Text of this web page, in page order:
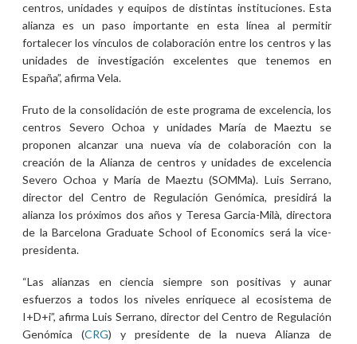
centros, unidades y equipos de distintas instituciones. Esta
alianza es un paso importante en esta línea al permitir
fortalecer los vínculos de colaboración entre los centros y las
unidades de investigación excelentes que tenemos en
España”, afirma Vela.
Fruto de la consolidación de este programa de excelencia, los
centros Severo Ochoa y unidades María de Maeztu se
proponen alcanzar una nueva vía de colaboración con la
creación de la Alianza de centros y unidades de excelencia
Severo Ochoa y María de Maeztu (SOMMa). Luis Serrano,
director del Centro de Regulación Genómica, presidirá la
alianza los próximos dos años y Teresa Garcia-Milà, directora
de la Barcelona Graduate School of Economics será la vice-
presidenta.
“Las alianzas en ciencia siempre son positivas y aunar
esfuerzos a todos los niveles enriquece al ecosistema de
I+D+i”, afirma Luis Serrano, director del Centro de Regulación
Genómica (CRG) y presidente de la nueva Alianza de